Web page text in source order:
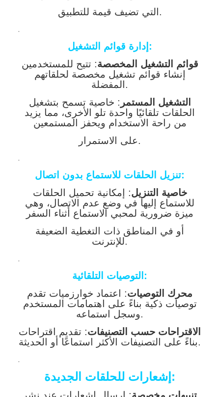
التي تضيف قيمة للتطبيق.
.
إدارة قوائم التشغيل:
قوائم التشغيل المخصصة: تتيح للمستخدمين
إنشاء قوائم تشغيل مخصصة لحلقاتهم
المفضلة.
التشغيل المستمر : خاصية تسمح بتشغيل
الحلقات تلقائيًا واحدة تلو الأخرى، مما يزيد
من راحة الاستخدام ويحفز المستمعين
على الاستمرار.
.
تنزيل الحلقات للاستماع بدون اتصال:
خاصية التنزيل: إمكانية تحميل الحلقات
للاستماع إليها في وضع عدم الاتصال، وهي
ميزة ضرورية لمحبي الاستماع أثناء السفر
أو في المناطق ذات التغطية الضعيفة
للإنترنت.
.
التوصيات التلقائية:
محرك التوصيات: اعتماد خوارزميات تقدم
توصيات ذكية بناءً على اهتمامات المستخدم
وسجل استماعه.
الاقتراحات حسب التصنيفات: تقديم اقتراحات
بناءً على التصنيفات الأكثر استماعًا أو الحديثة.
.
إشعارات للحلقات الجديدة: